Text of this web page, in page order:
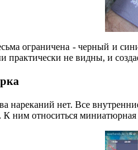
ограничена - черный и
практически не видны, и
нареканий нет. Все
К ним относиться